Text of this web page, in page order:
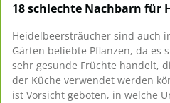
18 schlechte Nachbarn für
Heidelbeersträucher sind auch
Gärten beliebte Pflanzen, da es
sehr gesunde Früchte handelt,
der Küche verwendet werden
ist Vorsicht geboten, in welche